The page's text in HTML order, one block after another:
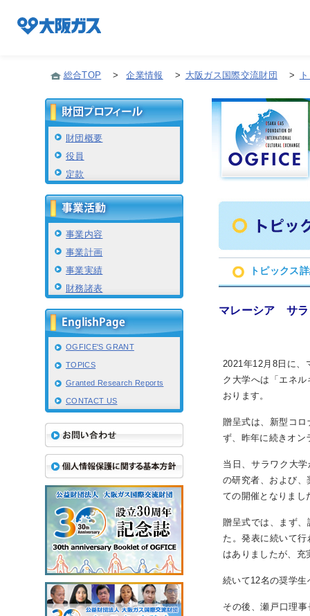
業
企業情報TOP
企業/グループについて
社会貢献
技術開発
IR情報
採用情報
プレスリリース
総合TOP > 企業情報 > 大阪ガス国際交流財団 >
財団概要
役員
定款
事業内容
事業計画
事業実績
財務諸表
OGFICE'S GRANT
TOPICS
Granted Research Reports
CONTACT US
トピックス
マレーシア サラ
2021年12月8日に
ク大学へは「エネ
おります。
贈呈式は、新型コ
ず、昨年に続きオン
当日、サラワク大
の研究者、および
ての開催となりまし
贈呈式では、まず
た。発表に続いて
はありましたが、充
続いて12名の奨学
その後、瀬戸口理